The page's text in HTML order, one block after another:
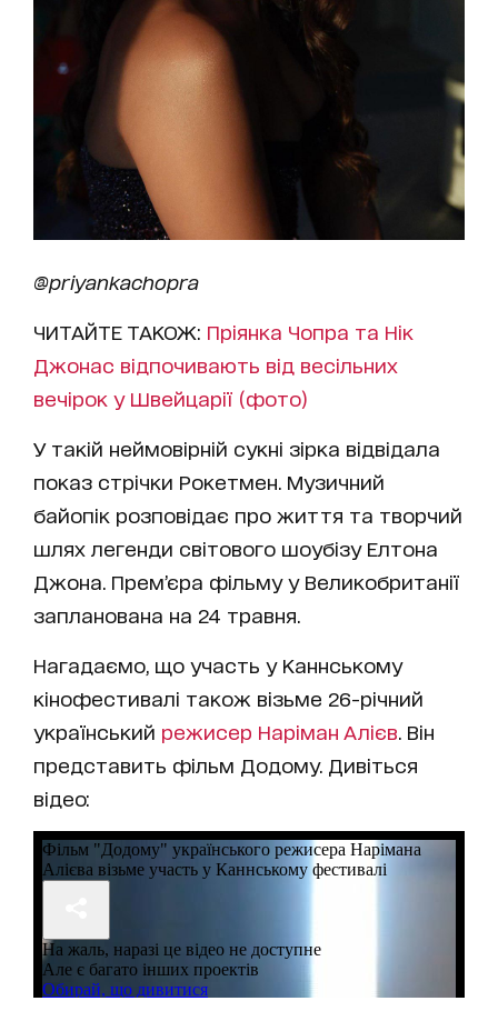
@priyankachopra
ЧИТАЙТЕ ТАКОЖ: Пріянка Чопра та Нік
Джонас відпочивають від весільних
вечірок у Швейцарії (фото)
У такій неймовірній сукні зірка відвідала
показ стрічки Рокетмен. Музичний
байопік розповідає про життя та творчий
шлях легенди світового шоубізу Елтона
Джона. Прем’єра фільму у Великобританії
запланована на 24 травня.
Нагадаємо, що участь у Каннському
кінофестивалі також візьме 26-річний
український режисер Наріман Алієв . Він
представить фільм Додому. Дивіться
відео: